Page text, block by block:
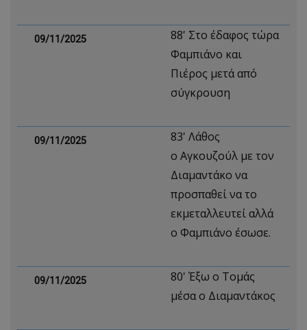
09/11/2025
88' Στο έδαφος τώρα
Φαμπιάνο και
Πιέρος μετά από
σύγκρουση
09/11/2025
83' Λάθος
ο Αγκουζούλ με τον
Διαμαντάκο να
προσπαθεί να το
εκμεταλλευτεί αλλά
ο Φαμπιάνο έσωσε.
09/11/2025
80' Έξω ο Τομάς
μέσα ο Διαμαντάκος